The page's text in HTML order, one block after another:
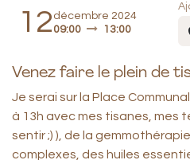
12 décembre 2024
09:00
13:00
Venez faire le plein de
Je serai sur la Place
à 13h avec mes tisanes, mes
sentir ;) ), de la
complexes, des huiles